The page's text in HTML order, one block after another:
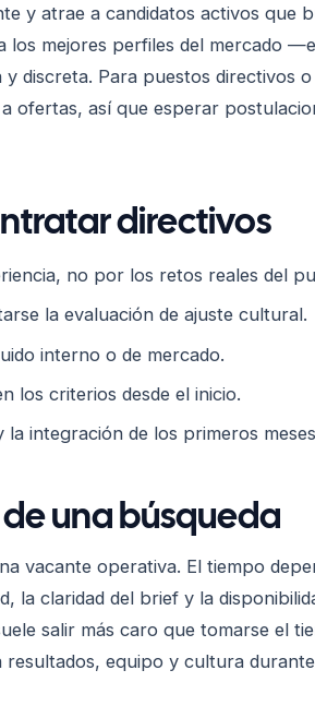
y atrae a candidatos activos que
los mejores perfiles del mercado
discreta. Para puestos directivos o
ofertas, así que esperar
directivos
no por los retos reales del
la evaluación de ajuste cultural.
interno o de mercado.
los criterios desde el inicio.
integración de los primeros
una búsqueda
vacante operativa. El tiempo
la claridad del brief y la
salir más caro que tomarse el
equipo y cultura